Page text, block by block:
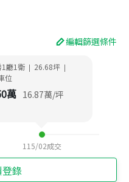
編輯篩選條件
1廳1衛 | 26.68坪 |
位
萬 16.87萬/坪
115/02成交
錄